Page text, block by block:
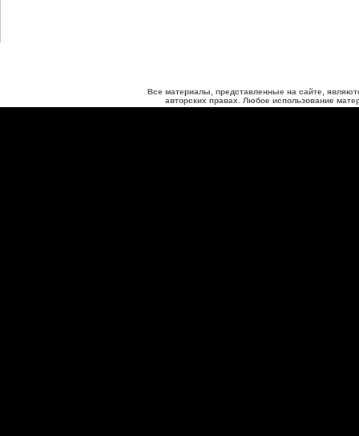
Все материалы, представленные на сайте,
авторских правах. Любое использование